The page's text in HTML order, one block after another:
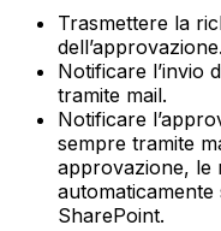
Trasmettere la
dell’approvazione.
Notificare l’invio
tramite mail.
Notificare
sempre tramite
approvazione, le
SharePoint.